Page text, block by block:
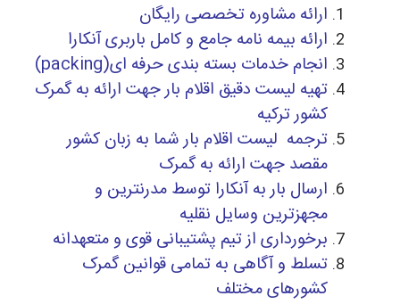
ارائه مشاوره تخصصی رایگان
ارائه بیمه نامه جامع و کامل باربری آنکارا
انجام خدمات بسته بندی حرفه ای(packing)
تهیه لیست دقیق اقلام بار جهت ارائه به گمرک
کشور ترکیه
ترجمه لیست اقلام بار شما به زبان کشور
مقصد جهت ارائه به گمرک
ارسال بار به آنکارا توسط مدرنترین و
مجهزترین وسایل نقلیه
برخورداری از تیم پشتیبانی قوی و متعهدانه
تسلط و آگاهی به تمامی قوانین گمرک
کشورهای مختلف